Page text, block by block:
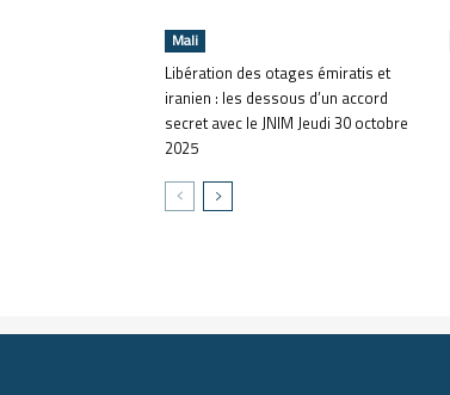
Mali
Libération des otages émiratis et
iranien : les dessous d’un accord
secret avec le JNIM Jeudi 30 octobre
2025